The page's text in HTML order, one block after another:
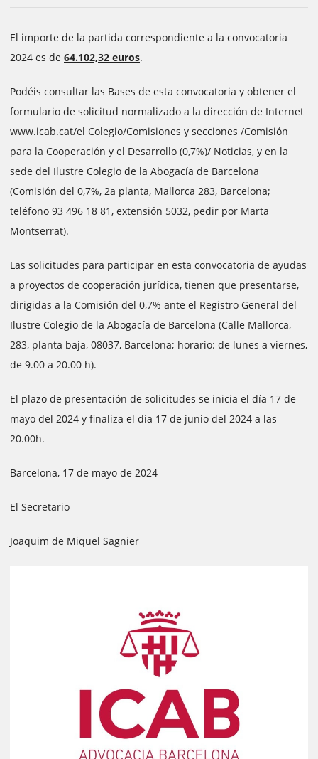
El importe de la partida correspondiente a la convocatoria
2024 es de 64.102,32 euros.
Podéis consultar las Bases de esta convocatoria y obtener el
formulario de solicitud normalizado a la dirección de Internet
www.icab.cat/el Colegio/Comisiones y secciones /Comisión
para la Cooperación y el Desarrollo (0,7%)/ Noticias, y en la
sede del Ilustre Colegio de la Abogacía de Barcelona
(Comisión del 0,7%, 2a planta, Mallorca 283, Barcelona;
teléfono 93 496 18 81, extensión 5032, pedir por Marta
Montserrat).
Las solicitudes para participar en esta convocatoria de ayudas
a proyectos de cooperación jurídica, tienen que presentarse,
dirigidas a la Comisión del 0,7% ante el Registro General del
Ilustre Colegio de la Abogacía de Barcelona (Calle Mallorca,
283, planta baja, 08037, Barcelona; horario: de lunes a viernes,
de 9.00 a 20.00 h).
El plazo de presentación de solicitudes se inicia el día 17 de
mayo del 2024 y finaliza el día 17 de junio del 2024 a las
20.00h.
Barcelona, 17 de mayo de 2024
El Secretario
Joaquim de Miquel Sagnier